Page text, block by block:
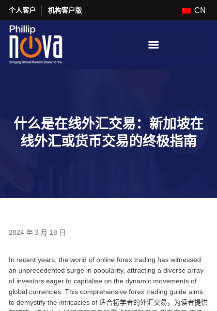
个人客户 机构客户版 CN
什么是在线外汇交易：新加坡在
线外汇或货币交易的终极指南
2024 年 3 月 18 日
In recent years, the world of online forex trading has witnessed
an unprecedented surge in popularity, attracting a diverse array
of investors eager to capitalise on the dynamic movements of
global currencies. This comprehensive forex trading guide aims
to demystify the intricacies of 适合初学者的外汇交易，为读者提供